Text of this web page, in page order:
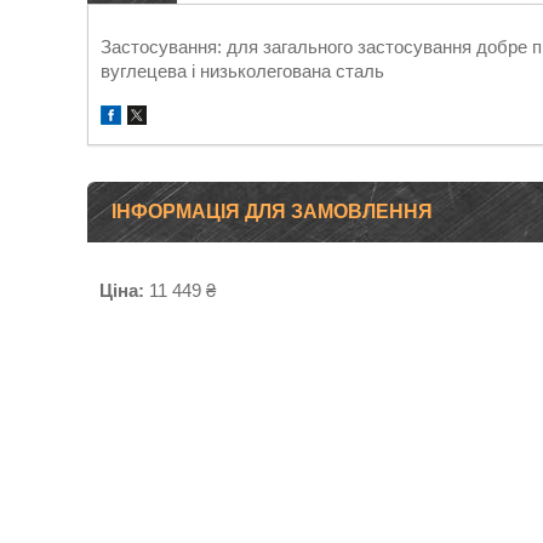
Застосування: для загального застосування добре
вуглецева і низьколегована сталь
ІНФОРМАЦІЯ ДЛЯ ЗАМОВЛЕННЯ
Ціна: 11 449 ₴